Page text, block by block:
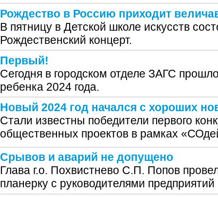
Рождество в Россию приходит
В пятницу в Детской школе искусств
Рождественский концерт.
Первый!
Сегодня в городском отделе ЗАГС
ребенка 2024 года.
Новый 2024 год начался с хороших
Стали известны победители первого
общественных проектов в рамках
Срывов и аварий не допущено
Глава г.о. Похвистнево С.П. Попов
планерку с руководителями